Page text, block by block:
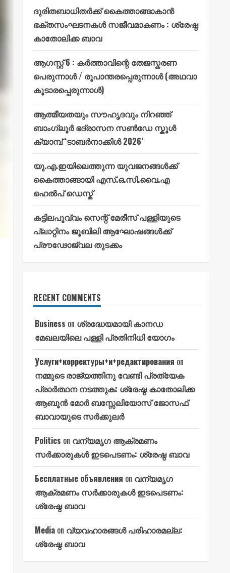
ദുരിതബാധിതർക്ക് കൈത്താങ്ങാകാൻ
ഭക്തസംഘടനകൾ സജീവമാകണം : ശ്രേഷ്ഠ
കാതോലിക്ക ബാവ
ആഗസ്റ്റ് 6 : കർത്താവിന്റെ തേജസ്കരണ
പെരുന്നാൾ / രൂപാന്തരപ്പെരുന്നാൾ (അഥവാ
കൂടാരപ്പെരുന്നാൾ)
ആത്മീയതയും സൗഹൃദവും നിറഞ്ഞ്
ബാംഗ്ലൂർ ഭദ്രാസന സൺഡേ സ്കൂൾ
ക്യാമ്പ് ‘ടാബർനാക്കിൾ 2026’
യു.എ.ഇയിലെത്തുന്ന യുവജനങ്ങൾക്ക്
കൈത്താങ്ങായി എസ്.ഒ.സി.വൈ.എ
ഹെൽപ് ഡെസ്ക്
കട്ടിലപൂവ്വം സെന്റ് മേരീസ് പള്ളിയുടെ
പ്ലാറ്റിനം ജൂബിലി ആഘോഷങ്ങൾക്ക്
പ്രൗഢോജ്വല തുടക്കം
RECENT COMMENTS
Business on ശ്രദ്ധേയമായി കാനഡ
മേഖലയിലെ പള്ളി പ്രതിനിധി യോഗം
Услуги+корректуры+и+редактирования on
നമ്മുടെ രാജ്യത്തിനു വേണ്ടി പ്രത്യേക
പ്രാർത്ഥന നടത്തുക: ശ്രേഷ്ഠ കാതോലിക്ക
ആബൂൻ മോർ ബസ്സേലിയോസ് ജോസഫ്
ബാവായുടെ സർക്കുലർ
Politics on വന്യമൃഗ ആക്രമണം
സർക്കാരുകൾ ഇടപെടണം: ശ്രേഷ്ഠ ബാവ
Бесплатные объявления on വന്യമൃഗ
ആക്രമണം സർക്കാരുകൾ ഇടപെടണം:
ശ്രേഷ്ഠ ബാവ
Media on വ്യവഹാരങ്ങൾ പരിഹാരമല്ല:
ശ്രേഷ്ഠ ബാവ